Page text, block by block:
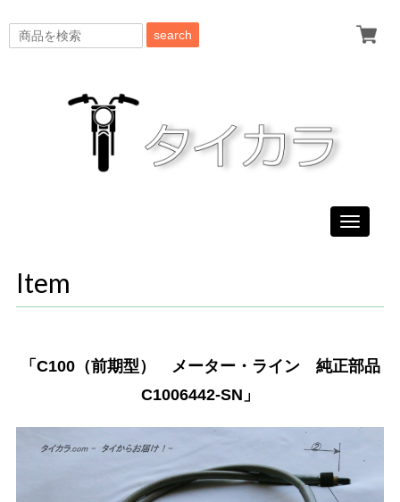
search
Toggle
Item
「C100（前期型） メーター・ライン 純正部品
C1006442-SN」